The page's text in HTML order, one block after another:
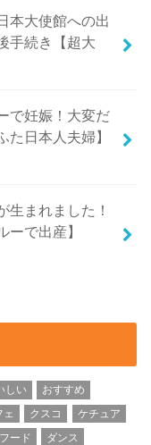
本大使館への出
手続き【超大
で妊娠！大変だ
た日本人夫婦】
生まれました！
ーで出産】
しい
おすすめ
ェ クスコ
ケチュア
ード
ダンス